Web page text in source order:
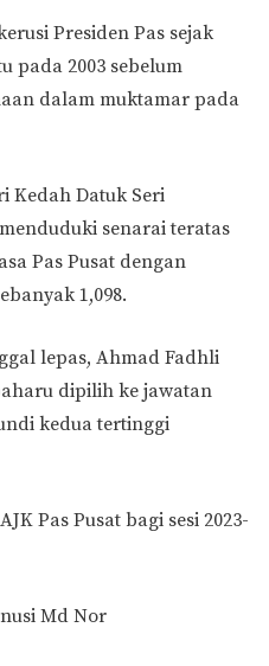
Presiden Pas sejak
pada 2003 sebelum
dalam muktamar pada
Kedah Datuk Seri
senarai teratas
Pas Pusat dengan
1,098.
lepas, Ahmad Fadhli
dipilih ke jawatan
kedua tertinggi
Pas Pusat bagi sesi 2023-
Md Nor